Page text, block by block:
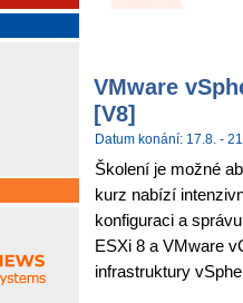
VMware
[V8]
Datum konání: 17.8. -
Školení je možné
kurz nabízí
konfiguraci a
ESXi 8 a VMware
infrastruktury